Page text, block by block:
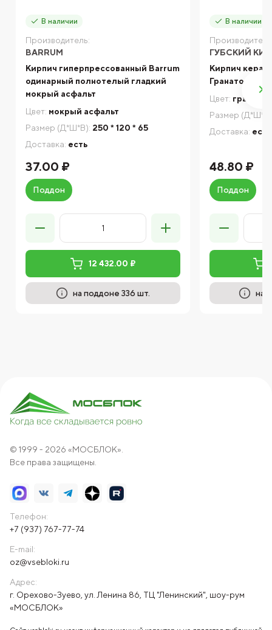
В наличии
Производитель:
BARRUM
Кирпич гиперпрессованный Barrum
одинарный полнотелый гладкий
мокрый асфальт
Цвет: мокрый асфальт
Размер (Д*Ш*В): 250 * 120 * 65
Доставка: есть
37.00 ₽
Поддон
12 432.00 ₽
на поддоне 336 шт.
В наличии
ГУБСКИЙ
Кирпич
Гранатовый
Цвет: гранат
Размер
Доставка: есть
48.80 ₽
Поддон
на
© 1999 - 2026 «МОСБЛОК».
Все права защищены.
Телефон:
+7 (937) 767-77-74
E-mail:
oz@vsebloki.ru
Адрес:
г. Орехово-Зуево, ул. Ленина 86, ТЦ "Ленинский", шоу-рум
«МОСБЛОК»